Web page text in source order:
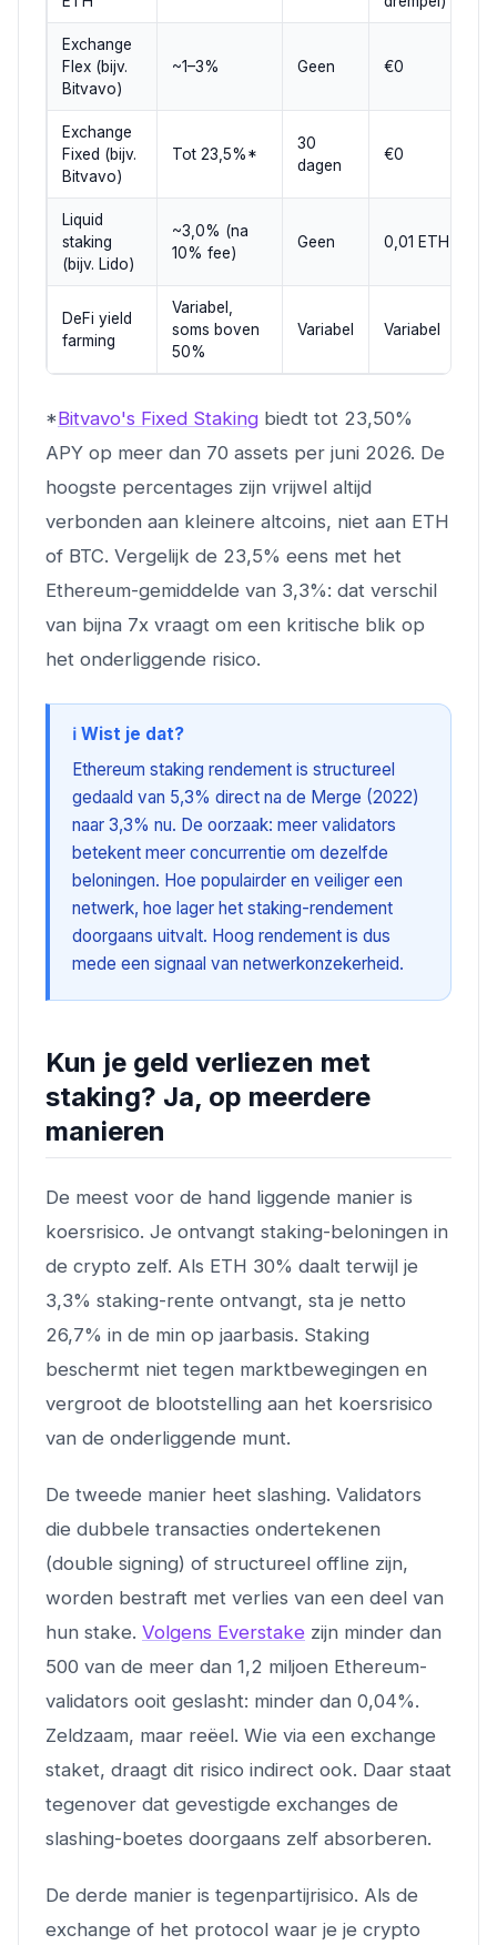
Exchange
Flex (bijv.
Bitvavo)
~1–3% Geen €0
Exchange
Fixed (bijv.
Bitvavo)
Tot 23,5%*
30
dagen
€0
Liquid
staking
(bijv. Lido)
~3,0% (na
10% fee)
Geen 0,01 ETH
DeFi yield
farming
Variabel,
soms boven
50%
Variabel Variabel
*Bitvavo's Fixed Staking biedt tot 23,50%
APY op meer dan 70 assets per juni 2026. De
hoogste percentages zijn vrijwel altijd
verbonden aan kleinere altcoins, niet aan ETH
of BTC. Vergelijk de 23,5% eens met het
Ethereum-gemiddelde van 3,3%: dat verschil
van bijna 7x vraagt om een kritische blik op
het onderliggende risico.
ℹ️ Wist je dat?
Ethereum staking rendement is structureel
gedaald van 5,3% direct na de Merge (2022)
naar 3,3% nu. De oorzaak: meer validators
betekent meer concurrentie om dezelfde
beloningen. Hoe populairder en veiliger een
netwerk, hoe lager het staking-rendement
doorgaans uitvalt. Hoog rendement is dus
mede een signaal van netwerkonzekerheid.
Kun je geld verliezen met
staking? Ja, op meerdere
manieren
De meest voor de hand liggende manier is
koersrisico. Je ontvangt staking-beloningen in
de crypto zelf. Als ETH 30% daalt terwijl je
3,3% staking-rente ontvangt, sta je netto
26,7% in de min op jaarbasis. Staking
beschermt niet tegen marktbewegingen en
vergroot de blootstelling aan het koersrisico
van de onderliggende munt.
De tweede manier heet slashing. Validators
die dubbele transacties ondertekenen
(double signing) of structureel offline zijn,
worden bestraft met verlies van een deel van
hun stake. Volgens Everstake zijn minder dan
500 van de meer dan 1,2 miljoen Ethereum-
validators ooit geslasht: minder dan 0,04%.
Zeldzaam, maar reëel. Wie via een exchange
staket, draagt dit risico indirect ook. Daar staat
tegenover dat gevestigde exchanges de
slashing-boetes doorgaans zelf absorberen.
De derde manier is tegenpartijrisico. Als de
exchange of het protocol waar je je crypto